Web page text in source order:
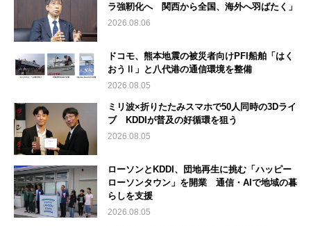
ラ強靭化へ 関西から全国、海外へ羽ばたく」
2026.08.06
ドコモ、熊本地震の被災者向けPFI船舶「はく
おうⅡ」と八代港の通信環境を整備
2026.08.05
ミリ波×折りたたみスマホで50人同時の3Dライ
ブ KDDIが普及の好循環を狙う
2026.08.05
ローソンとKDDI、団地再生に挑む「ハッピー
ローソンタウン」を開業 通信・AIで地域の暮
らしを支援
2026.08.05